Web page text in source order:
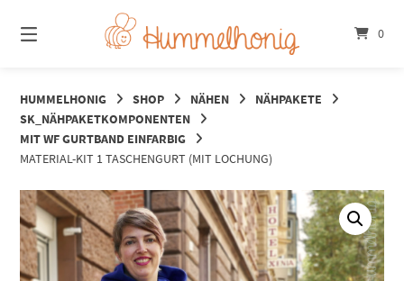
zum
Inhalt
0
HUMMELHONIG SHOP NÄHEN
NÄHPAKETE
SK_NÄHPAKETKOMPONENTEN
MIT WF GURTBAND EINFARBIG
MATERIAL-KIT 1 TASCHENGURT (MIT LOCHUNG)